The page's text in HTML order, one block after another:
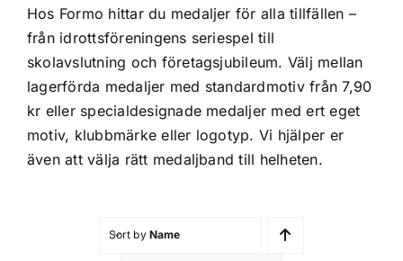
Prisrosetter
Profilprodukter
Lotter
Kontakta oss
Hos Formo hittar du medaljer för alla tillfällen –
från idrottsföreningens seriespel till
skolavslutning och företagsjubileum. Välj mellan
lagerförda medaljer med standardmotiv från 7,90
kr eller specialdesignade medaljer med ert eget
motiv, klubbmärke eller logotyp. Vi hjälper er
även att välja rätt medaljband till helheten.
Sort by Name